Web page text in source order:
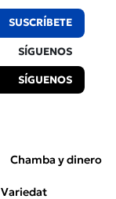
SUSCRÍBETE
SÍGUENOS
SÍGUENOS
Chamba y dinero
Variedat